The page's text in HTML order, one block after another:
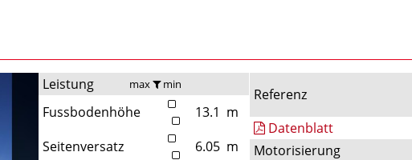
Leistung max min
Fussbodenhöhe 13.1 m
Seitenversatz
6.05 m
Referenz
Datenblatt
Motorisierung